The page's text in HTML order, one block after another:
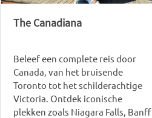
The Canadiana
Beleef een complete reis door
Canada, van het bruisende
Toronto tot het schilderachtige
Victoria. Ontdek iconische
plekken zoals Niagara Falls, Banff